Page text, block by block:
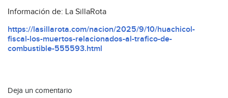
Información de: La SillaRota
https://lasillarota.com/nacion/2025/9/10/huachicol-
fiscal-los-muertos-relacionados-al-trafico-de-
combustible-555593.html
Deja un comentario